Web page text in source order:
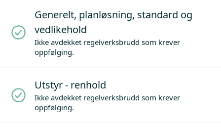
Generelt, planløsning, standard og
vedlikehold
Ikke avdekket regelverksbrudd som krever
oppfølging.
Utstyr - renhold
Ikke avdekket regelverksbrudd som krever
oppfølging.